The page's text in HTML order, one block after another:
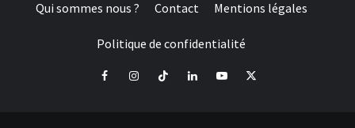
Qui sommes nous ? Contact Mentions légales
Politique de confidentialité
FacebookInstagramTiktok LinkedInYoutube
X